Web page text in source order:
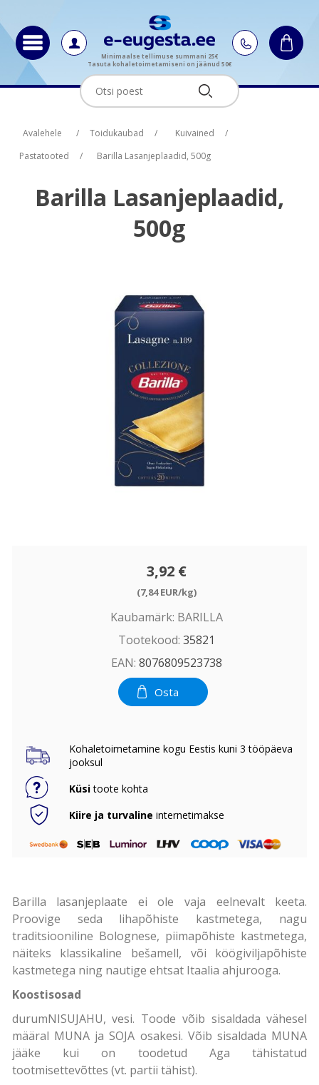
Minimaalse tellimuse summani 25€
Tasuta kohaletoimetamiseni on jäänud 50€
Avalehele / Toidukaubad / Kuivained
/
Pastatooted
/ Barilla Lasanjeplaadid, 500g
Barilla Lasanjeplaadid,
500g
3,92 €
(7,84 EUR/kg)
Kaubamärk: BARILLA
Tootekood: 35821
EAN: 8076809523738
Osta
Kohaletoimetamine kogu Eestis kuni 3 tööpäeva
jooksul
Küsitoote kohta
Kiire ja turvaline internetimakse
Barilla lasanjeplaate ei ole vaja eelnevalt keeta.
Proovige seda lihapõhiste kastmetega, nagu
traditsiooniline Bolognese, piimapõhiste kastmetega,
näiteks klassikaline bešamell, või köögiviljapõhiste
kastmetega ning nautige ehtsat Itaalia ahjurooga.
Koostisosad
durumNISUJAHU, vesi. Toode võib sisaldada vähesel
määral MUNA ja SOJA osakesi. Võib sisaldada MUNA
jääke kui on toodetud Aga tähistatud
tootmisettevõttes (vt. partii tähist).